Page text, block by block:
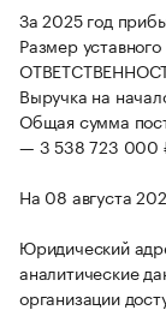
За 2025 год
Размер
Выручка на
Общая сумма
— 3 538 723 000
На 08 августа
Юридический
аналитические
организации